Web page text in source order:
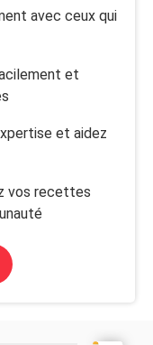
avec ceux qui
et
et aidez
vos recettes